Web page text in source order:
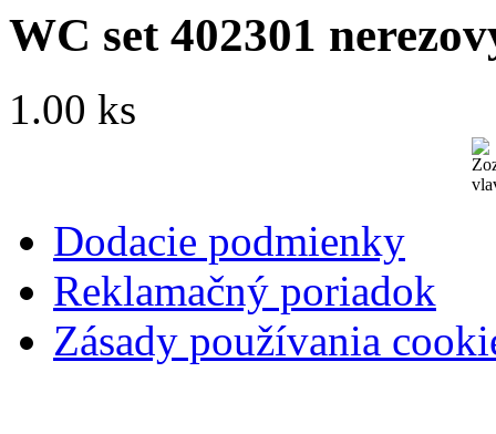
WC set 402301
1.00 ks
Dodacie podmienky
Reklamačný poriadok
Zásady používania